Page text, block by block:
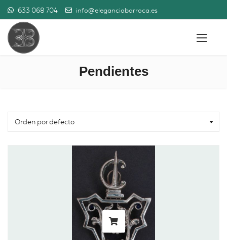
633 068 704 info@eleganciabarroca.es
Pendientes
Orden por defecto